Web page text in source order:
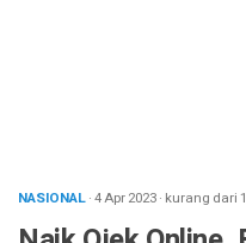
NASIONAL· 4 Apr 2023· kurang dari